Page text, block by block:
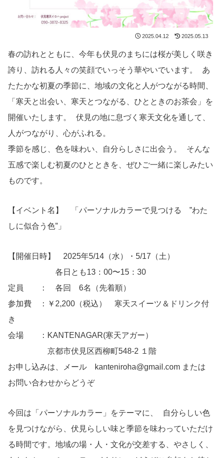
2025.04.12 2025.05.13
春の訪れとともに、今年も伏見のまちには桜が美しく咲き
誇り、訪れる人々の笑顔でいっそう華やいでいます。 あ
たたかな初夏の季節に、地域の文化と人がつながる時間、
「寒天と出会い、寒天とつながる、ひとときのお茶会」を
開催いたします。 伏見の地に息づく寒天文化を通して、
人がつながり、心がふれる。
季節を感じ、色を味わい、自分らしさに出会う。 そんな
五感で楽しむ初夏のひとときを、ぜひご一緒に楽しみたい
ものです。
【イベント名】 「パーソナルカラーで見つける ”わた
しに似合う色”」
【開催日時】 2025年5/14（水）・5/17（土）
各日とも13：00〜15：30
定員 ： 各回 6名（先着順）
参加費 ：￥2,200（税込） 寒天スイーツ＆ドリンク付
き
会場 ：KANTENAGAR(寒天アガー）
京都市伏見区西柳町548-2 １階
お申し込みは、メール kanteniroha@gmail.com または
お問い合わせからどうぞ
今回は「パーソナルカラー」をテーマに、 自分らしい色
を見つけながら、伏見らしい味と季節を味わっていただけ
る時間です。地域の場・人・文化が交差する、やさしく、